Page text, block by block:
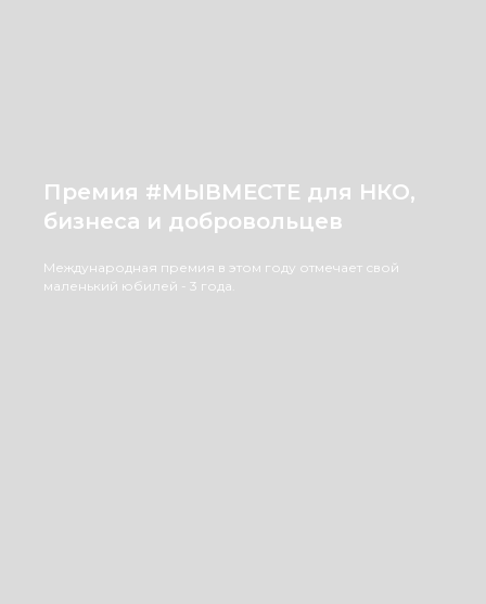
Премия #МЫВМЕСТЕ для НКО,
бизнеса и добровольцев
Международная премия в этом году отмечает свой
маленький юбилей - 3 года.